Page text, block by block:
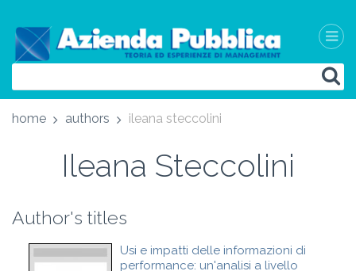
home authors ileana steccolini
Ileana Steccolini
Author's titles
Usi e impatti delle informazioni di
performance: un'analisi a livello